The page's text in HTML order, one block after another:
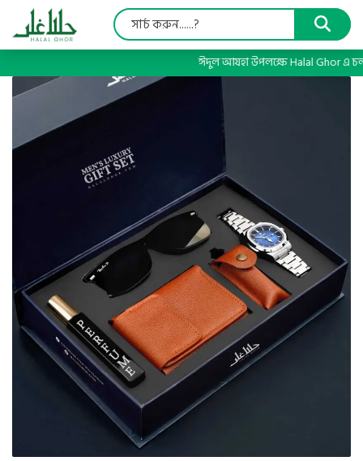
ঈদুল আযহা উপলক্ষে Halal Ghor এ